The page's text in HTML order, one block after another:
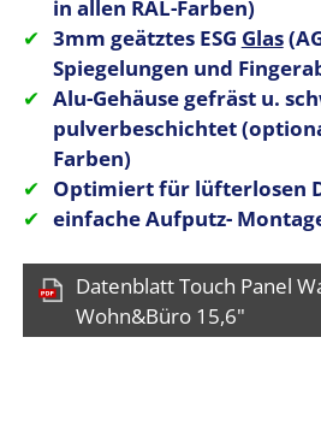
in allen RAL-Farben)
3mm geätztes ESG Glas
Spiegelungen und
Alu-Gehäuse gefräst u.
pulverbeschichtet
Farben)
Optimiert für lüfterlosen
einfache Aufputz-
Datenblatt Touch Panel
Wohn&Büro 15,6"